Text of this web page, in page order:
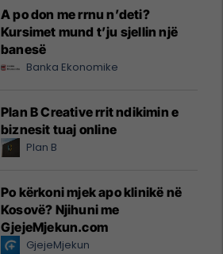
A po don me rrnu n’deti?
Kursimet mund t’ju sjellin një
banesë
Banka Ekonomike
Plan B Creative rrit ndikimin e
biznesit tuaj online
Plan B
Po kërkoni mjek apo klinikë në
Kosovë? Njihuni me
GjejeMjekun.com
GjejeMjekun